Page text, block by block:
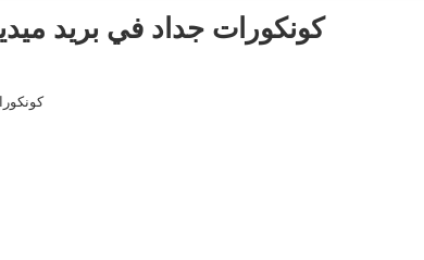
كونكورات جداد في بريد ميديا آخر أجل